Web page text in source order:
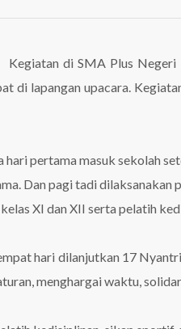
2015
Pertama
Kegiatan di SMA Plus
di lapangan upacara.
pertama masuk sekolah
Dan pagi tadi
XI dan XII serta pelatih
hari dilanjutkan 17
menghargai waktu,